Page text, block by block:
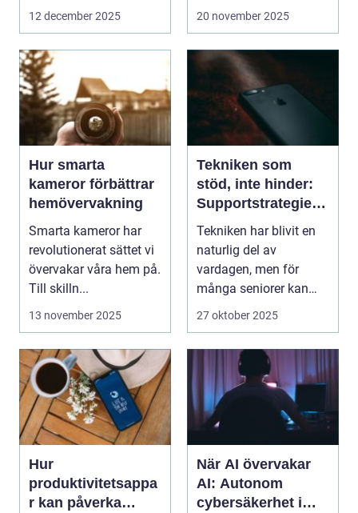
habitatför...
12 december 2025
miljonta...
20 november 2025
Hur smarta
kameror förbättrar
hemövervakning
Smarta kameror har
revolutionerat sättet vi
övervakar våra hem på.
Till skilln...
13 november 2025
Tekniken som
stöd, inte hinder:
Supportstrategier
för seniorer
Tekniken har blivit en
naturlig del av
vardagen, men för
många seniorer kan
smartphones, ...
27 oktober 2025
Hur
produktivitetsappa
r kan påverka
När AI övervakar
AI: Autonom
cybersäkerhet i